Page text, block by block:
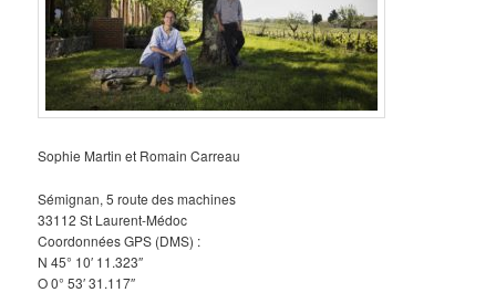
Sophie Martin et Romain Carreau
Sémignan, 5 route des machines
33112 St Laurent-Médoc
Coordonnées GPS (DMS) :
N 45° 10′ 11.323″
O 0° 53′ 31.117″